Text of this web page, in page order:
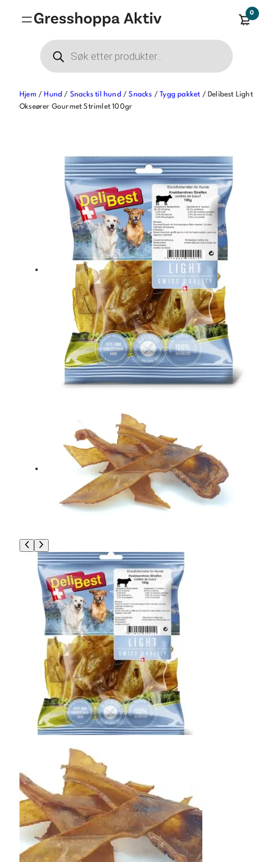
0
Products
search
Hjem /Hund / Snacks til hund/Snacks / Tygg pakket / Delibest Light
Okseører Gourmet Strimlet 100gr